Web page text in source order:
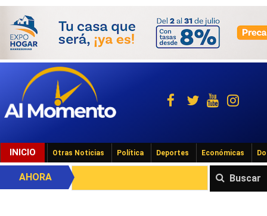
INICIO Otras Noticias Política Deportes Económicas
Buscar
AHORA